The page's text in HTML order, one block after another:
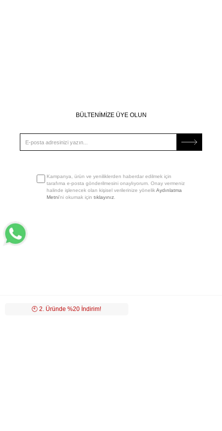
🕙️ 2. Üründe %20 İndirim!
BÜLTENİMİZE ÜYE OLUN
Kampanya, ürün ve yeniliklerden haberdar edilmek için
tarafıma e-posta gönderilmesini onaylıyorum. Onay vermeniz
halinde işlenecek olan kişisel verilerinize yönelikAydınlatma
Metni’ni okumak için tıklayınız